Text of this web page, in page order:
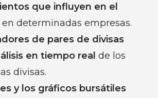
que influyen en el
en determinadas empresas.
de pares de divisas
en tiempo real de los
divisas.
y los gráficos bursátiles